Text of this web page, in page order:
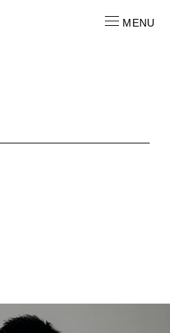
PRICE
MENU